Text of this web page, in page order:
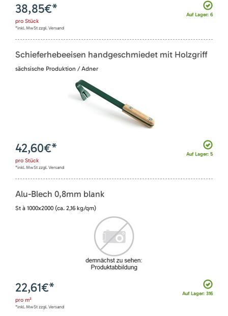
Auf Lager: 6
38,85€*
pro Stück
*inkl. MwSt zzgl. Versand
Schieferhebeeisen handgeschmiedet mit Holzgriff
sächsische Produktion / Adner
Auf Lager: 5
42,60€*
pro Stück
*inkl. MwSt zzgl. Versand
Alu-Blech 0,8mm blank
St à 1000x2000 (ca. 2,16 kg/qm)
Auf Lager: 316
22,61€*
pro m²
*inkl. MwSt zzgl. Versand